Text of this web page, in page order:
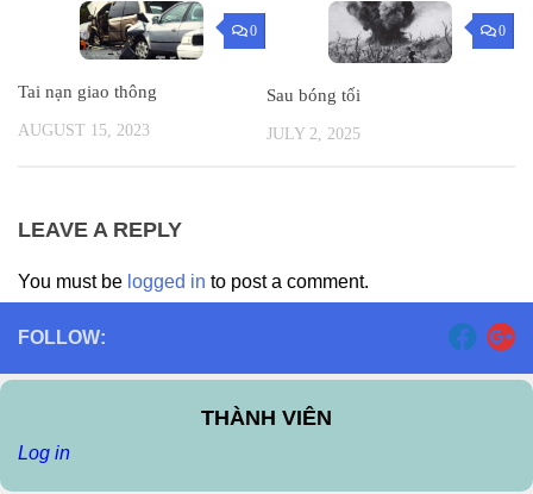
0
Tai nạn giao thông
AUGUST 15, 2023
0
Sau bóng tối
JULY 2, 2025
LEAVE A REPLY
You must be logged in to post a comment.
FOLLOW:
THÀNH VIÊN
Log in